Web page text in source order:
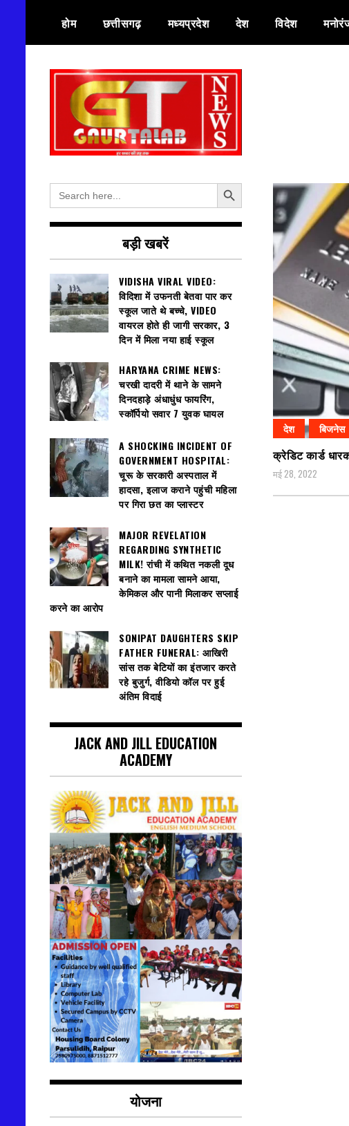
content
होम छत्तीसगढ़ मध्यप्रदेश देश विदेश
गौरतलब न्यूज
देश बिजनेस
क्रेडिट कार्ड
मई 28, 2022
Search
for:
Search Button
बड़ी खबरें
VIDISHA VIRAL VIDEO:
विदिशा में उफनती बेतवा पार कर
स्कूल जाते थे बच्चे, VIDEO
वायरल होते ही जागी सरकार, 3
दिन में मिला नया हाई स्कूल
HARYANA CRIME NEWS:
चरखी दादरी में थाने के सामने
दिनदहाड़े अंधाधुंध फायरिंग,
स्कॉर्पियो सवार 7 युवक घायल
A SHOCKING INCIDENT OF
GOVERNMENT HOSPITAL:
चूरू के सरकारी अस्पताल में
हादसा, इलाज कराने पहुंची महिला
पर गिरा छत का प्लास्टर
MAJOR REVELATION
REGARDING SYNTHETIC
MILK! रांची में कथित नकली दूध
बनाने का मामला सामने आया,
केमिकल और पानी मिलाकर सप्लाई
करने का आरोप
SONIPAT DAUGHTERS SKIP
FATHER FUNERAL: आखिरी
सांस तक बेटियों का इंतजार करते
रहे बुजुर्ग, वीडियो कॉल पर हुई
अंतिम विदाई
JACK AND JILL EDUCATION
ACADEMY
योजना